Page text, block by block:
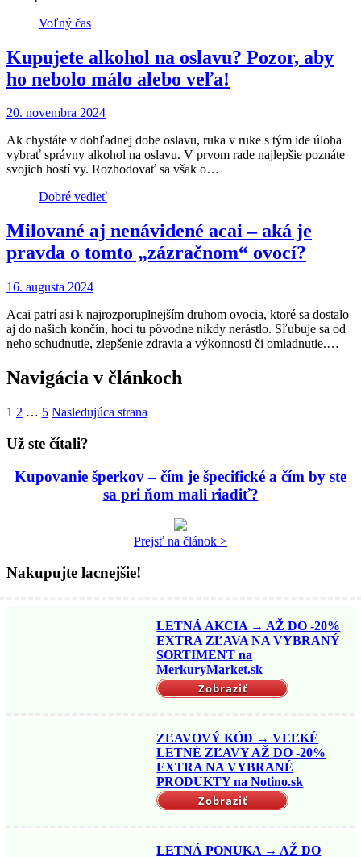
Voľný čas
Kupujete alkohol na oslavu? Pozor, aby
ho nebolo málo alebo veľa!
20. novembra 2024
Ak chystáte v dohľadnej dobe oslavu, ruka v ruke s tým ide úloha
vybrať správny alkohol na oslavu. V prvom rade najlepšie poznáte
svojich hostí vy. Rozhodovať sa však o…
Dobré vedieť
Milované aj nenávidené acai – aká je
pravda o tomto „zázračnom“ ovocí?
16. augusta 2024
Acai patrí asi k najrozporuplnejším druhom ovocia, ktoré sa dostalo
aj do našich končín, hoci tu pôvodne nikdy nerástlo. Sľubuje sa od
neho schudnutie, zlepšenie zdravia a výkonnosti či omladnutie.…
Navigácia v článkoch
1 2 … 5 Nasledujúca strana
Už ste čítali?
Kupovanie šperkov – čím je špecifické a čím by ste
sa pri ňom mali riadiť?
Prejsť na článok >
Nakupujte lacnejšie!
LETNÁ AKCIA → AŽ DO -20%
EXTRA ZĽAVA NA VYBRANÝ
SORTIMENT na
MerkuryMarket.sk
Zobraziť
ZĽAVOVÝ KÓD → VEĽKÉ
LETNÉ ZĽAVY AŽ DO -20%
EXTRA NA VYBRANÉ
PRODUKTY na Notino.sk
Zobraziť
LETNÁ PONUKA → AŽ DO